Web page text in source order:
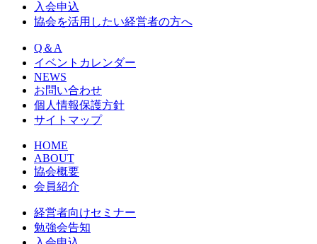
入会申込
協会を活用したい経営者の方へ
Q＆A
イベントカレンダー
NEWS
お問い合わせ
個人情報保護方針
サイトマップ
HOME
ABOUT
協会概要
会員紹介
経営者向けセミナー
勉強会告知